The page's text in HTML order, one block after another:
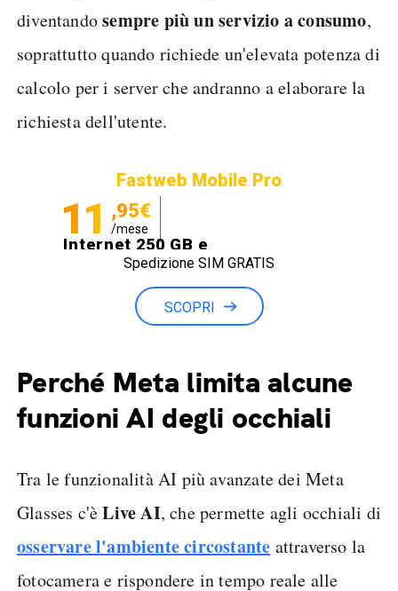
diventandosempre più un servizio a consumo,
soprattutto quando richiede un'elevata potenza di
calcolo per i server che andranno a elaborare la
richiesta dell'utente.
Fastweb Mobile Pro
11 ,95€
/mese
Internet 250 GB e
Minuti illimitati
Spedizione SIM GRATIS
SCOPRI
Perché Meta limita alcune
funzioni AI degli occhiali
Tra le funzionalità AI più avanzate dei Meta
Glasses c'èLive AI, che permette agli occhiali di
osservare l'ambiente circostante attraverso la
fotocamera e rispondere in tempo reale alle